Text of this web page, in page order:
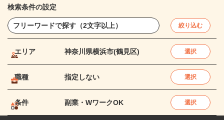
検索条件の設定
絞り込む
エリア 神奈川県横浜市(鶴見区) 選択
職種 指定しない 選択
条件 副業・WワークOK 選択